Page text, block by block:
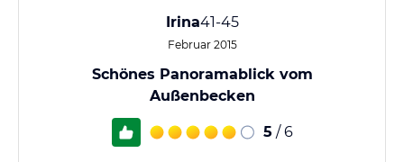
Irina41-45
Februar 2015
Schönes Panoramablick vom
Außenbecken
5 / 6